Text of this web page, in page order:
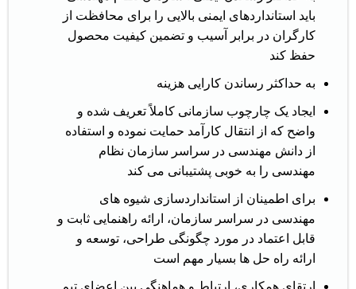
باید استانداردهای ایمنی بالایی را برای محافظت از
کارگران در برابر آسیب و تضمین کیفیت محصول
حفظ کند
به حداکثر رساندن کارایی هزینه
ایجاد یک چارچوب سازمانی کاملاً تعریف شده و
واضح که از انتقال کارآمد حمایت نموده و استفاده
از دانش مهندسی در سراسر سازمان نظام
مهندسی را به خوبی پشتیبانی می کند
برای اطمینان از استانداردسازی شیوه های
مهندسی در سراسر سازمان، ارائه راهنمایی ثابت و
قابل اعتماد در مورد چگونگی طراحی، توسعه و
ارائه راه حل ها بسیار مهم است
ارتقای همکاری، ارتباط و هماهنگی بین اعضای تیم